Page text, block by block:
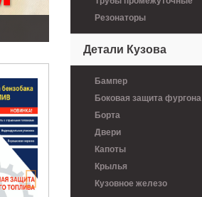
New
Бак для воды 30 л. Lokhen
с дозатором ( белый)
2600 руб.
Резонаторы
Детали Кузова
Бампер
Боковая защита фургона
Борта
Двери
Капоты
Крылья
Кузовное железо